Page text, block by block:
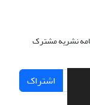
نشریه مشترک
اشتراک